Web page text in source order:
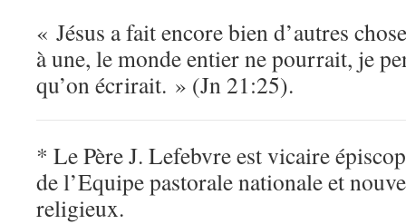
« Jésus a fait encore bien d’autres
à une, le monde entier ne pourrait, je
qu’on écrirait. » (Jn 21:25).
* Le Père J. Lefebvre est vicaire
de l’Equipe pastorale nationale et
religieux.